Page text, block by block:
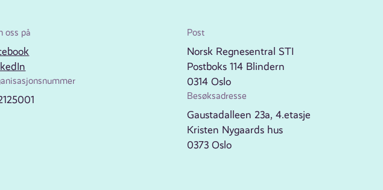
oss på Post
Norsk Regnesentral STI
Postboks 114 Blindern
0314 Oslo
Besøksadresse
Gaustadalleen 23a, 4.etasje
Kristen Nygaards hus
0373 Oslo